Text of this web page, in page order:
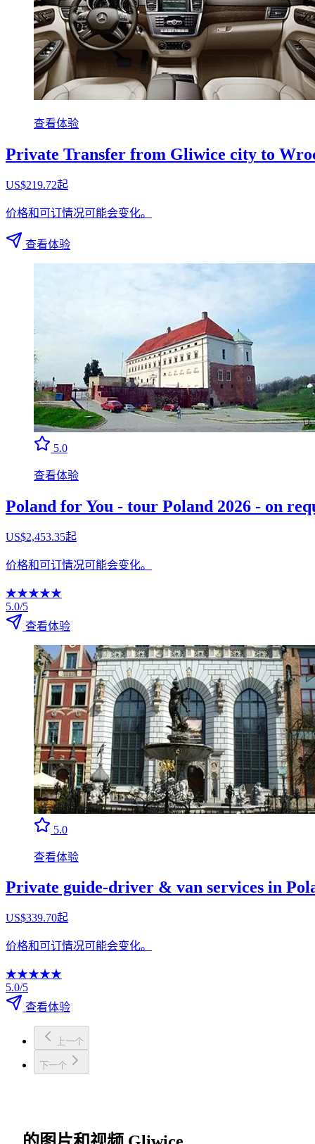
查看体验
Private Transfer from Gliwice city to
US$219.72起
价格和可订情况可能会变化。
查看体验
5.0
查看体验
Poland for You - tour Poland 2026 - on
US$2,453.35起
价格和可订情况可能会变化。
★★★★★
5.0/5
查看体验
5.0
查看体验
Private guide-driver & van services in
US$339.70起
价格和可订情况可能会变化。
★★★★★
5.0/5
查看体验
上一个
下一个